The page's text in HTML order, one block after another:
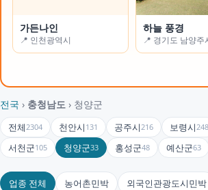
오르막
📍 제주특별자치도
서귀포시
갈매기민박
📍 제주특별자치
가든나인
📍 인천광역시
하늘 풍경
📍 경기도 남양주
전국 › 충청남도 › 청양군
전체2304 천안시 131 공주시216 보령시248
서천군105 청양군33 홍성군48 예산군63
업종 전체 농어촌민박 외국인관광도시민박